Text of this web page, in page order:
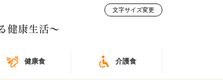
文字サイズ変更
健康食 介護食